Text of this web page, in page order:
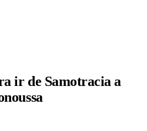
ir de Samotracia a